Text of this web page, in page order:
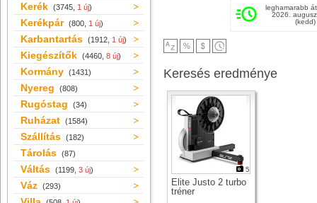
Kerék (3745, 1 új)
Kerékpár (800, 1 új)
Karbantartás (1912, 1 új)
Kiegészítők (4460, 8 új)
Kormány (1431)
Nyereg (808)
Rugóstag (34)
Ruházat (1584)
Szállítás (182)
Tárolás (87)
Váltás (1199, 3 új)
Váz (293)
leghamarabb
2026.
(kedd)
Keresés eredménye
5
Elite Justo 2 turbo
tréner